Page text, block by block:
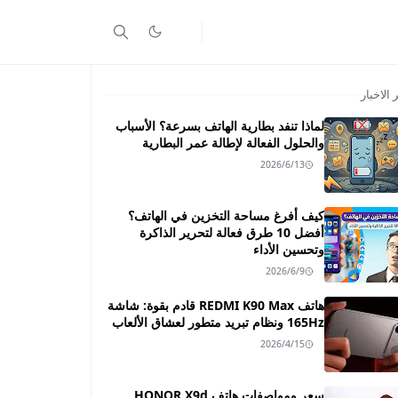
الاخبار
لماذا تنفد بطارية الهاتف بسرعة؟ الأسباب
والحلول الفعالة لإطالة عمر البطارية
2026/6/13
كيف أفرغ مساحة التخزين في الهاتف؟
أفضل 10 طرق فعالة لتحرير الذاكرة
وتحسين الأداء
2026/6/9
هاتف REDMI K90 Max قادم بقوة: شاشة
165Hz ونظام تبريد متطور لعشاق الألعاب
2026/4/15